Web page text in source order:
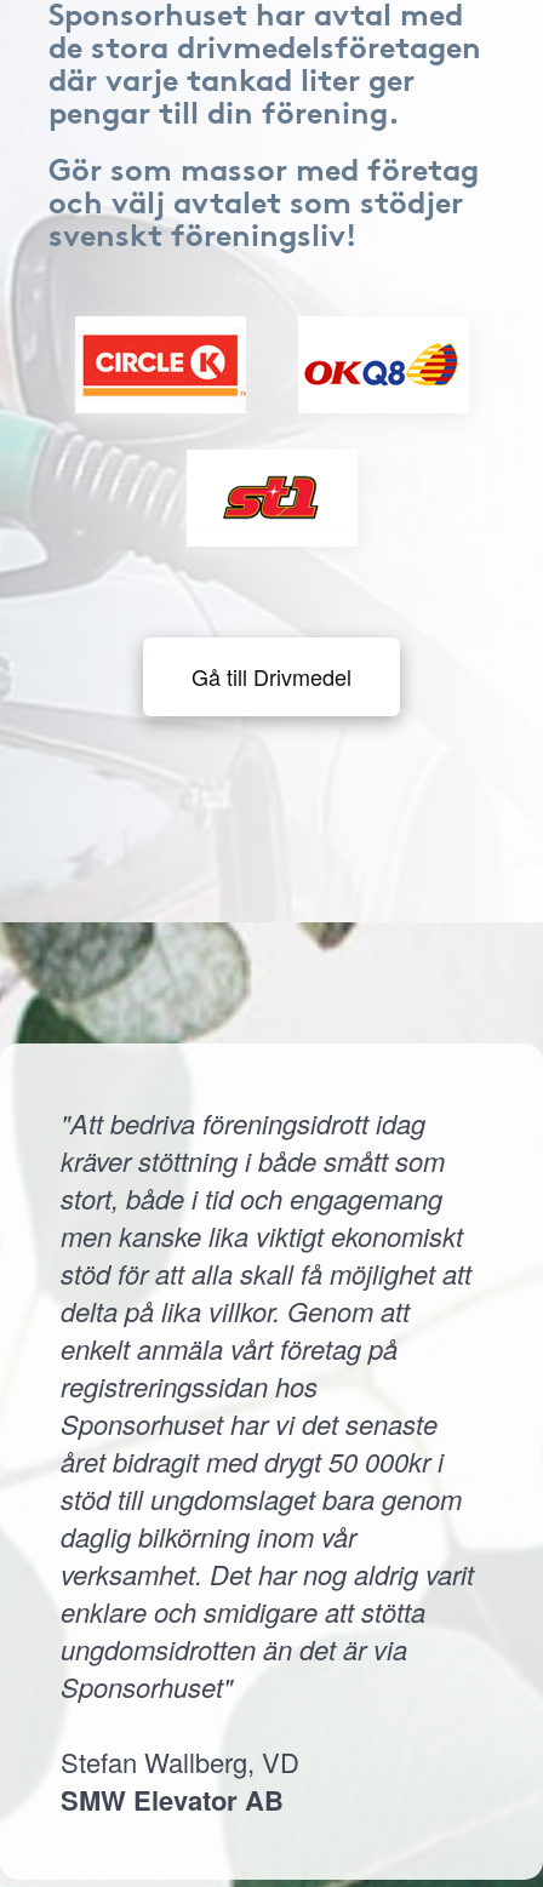
Sponsorhuset har avtal med
de stora drivmedelsföretagen
där varje tankad liter ger
pengar till din förening.
Gör som massor med företag
och välj avtalet som stödjer
svenskt föreningsliv!
Gå till Drivmedel
"Att bedriva föreningsidrott idag
kräver stöttning i både smått som
stort, både i tid och engagemang
men kanske lika viktigt ekonomiskt
stöd för att alla skall få möjlighet att
delta på lika villkor. Genom att
enkelt anmäla vårt företag på
registreringssidan hos
Sponsorhuset har vi det senaste
året bidragit med drygt 50 000kr i
stöd till ungdomslaget bara genom
daglig bilkörning inom vår
verksamhet. Det har nog aldrig varit
enklare och smidigare att stötta
ungdomsidrotten än det är via
Sponsorhuset"
Stefan Wallberg, VD
SMW Elevator AB